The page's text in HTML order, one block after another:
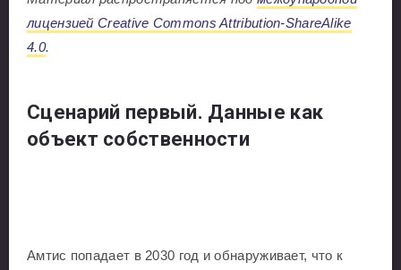
лицензией Creative Commons Attribution-ShareAlike
4.0.
Сценарий первый. Данные как
объект собственности
Амтис попадает в 2030 год и обнаруживает, что к